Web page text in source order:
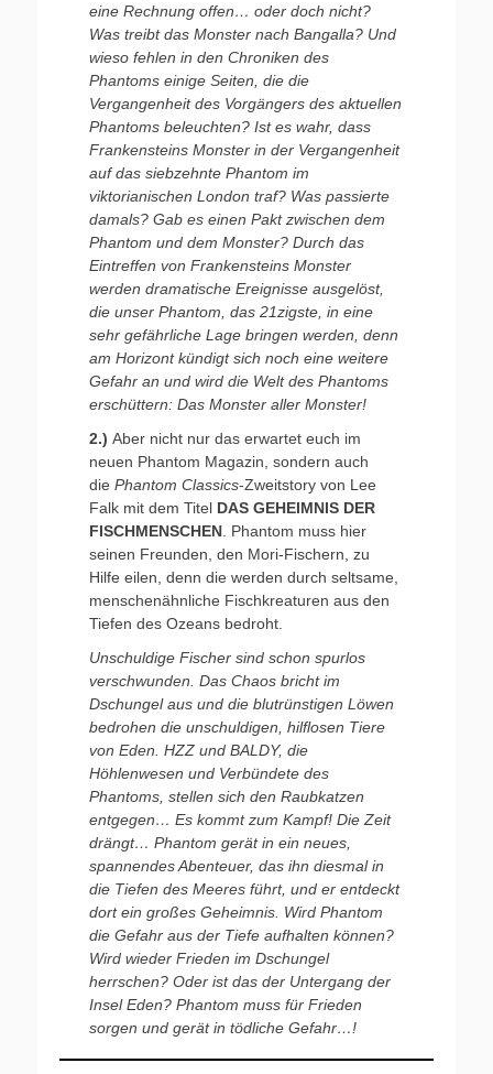
eine Rechnung offen… oder doch nicht?
Was treibt das Monster nach Bangalla? Und
wieso fehlen in den Chroniken des
Phantoms einige Seiten, die die
Vergangenheit des Vorgängers des aktuellen
Phantoms beleuchten? Ist es wahr, dass
Frankensteins Monster in der Vergangenheit
auf das siebzehnte Phantom im
viktorianischen London traf? Was passierte
damals? Gab es einen Pakt zwischen dem
Phantom und dem Monster? Durch das
Eintreffen von Frankensteins Monster
werden dramatische Ereignisse ausgelöst,
die unser Phantom, das 21zigste, in eine
sehr gefährliche Lage bringen werden, denn
am Horizont kündigt sich noch eine weitere
Gefahr an und wird die Welt des Phantoms
erschüttern: Das Monster aller Monster!
2.) Aber nicht nur das erwartet euch im
neuen Phantom Magazin, sondern auch
diePhantom Classics-Zweitstory von Lee
Falk mit dem Titel DAS GEHEIMNIS DER
FISCHMENSCHEN . Phantom muss hier
seinen Freunden, den Mori-Fischern, zu
Hilfe eilen, denn die werden durch seltsame,
menschenähnliche Fischkreaturen aus den
Tiefen des Ozeans bedroht.
Unschuldige Fischer sind schon spurlos
verschwunden. Das Chaos bricht im
Dschungel aus und die blutrünstigen Löwen
bedrohen die unschuldigen, hilflosen Tiere
von Eden. HZZ und BALDY, die
Höhlenwesen und Verbündete des
Phantoms, stellen sich den Raubkatzen
entgegen… Es kommt zum Kampf! Die Zeit
drängt… Phantom gerät in ein neues,
spannendes Abenteuer, das ihn diesmal in
die Tiefen des Meeres führt, und er entdeckt
dort ein großes Geheimnis. Wird Phantom
die Gefahr aus der Tiefe aufhalten können?
Wird wieder Frieden im Dschungel
herrschen? Oder ist das der Untergang der
Insel Eden? Phantom muss für Frieden
sorgen und gerät in tödliche Gefahr…!